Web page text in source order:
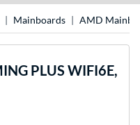
Mainboards AMD
PLUS WIFI6E,